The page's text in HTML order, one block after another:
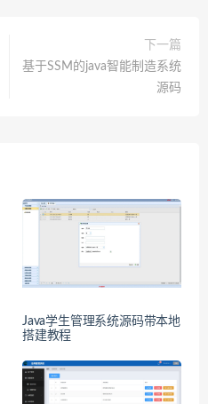
下一篇
基于SSM的java智能制造系统
源码
Java学生管理系统源码带本地
搭建教程